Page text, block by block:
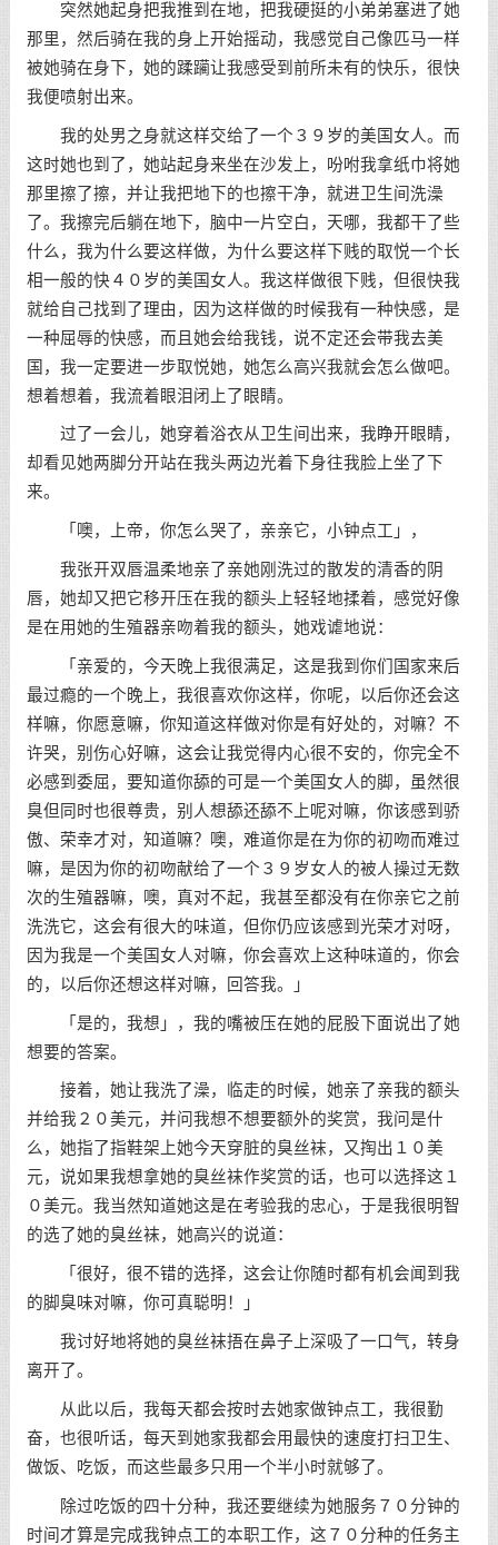
突然她起身把我推到在地，把我硬挺的小弟弟塞进了她
那里，然后骑在我的身上开始摇动，我感觉自己像匹马一样
被她骑在身下，她的蹂躏让我感受到前所未有的快乐，很快
我便喷射出来。
我的处男之身就这样交给了一个３９岁的美国女人。而
这时她也到了，她站起身来坐在沙发上，吩咐我拿纸巾将她
那里擦了擦，并让我把地下的也擦干净，就进卫生间洗澡
了。我擦完后躺在地下，脑中一片空白，天哪，我都干了些
什么，我为什么要这样做，为什么要这样下贱的取悦一个长
相一般的快４０岁的美国女人。我这样做很下贱，但很快我
就给自己找到了理由，因为这样做的时候我有一种快感，是
一种屈辱的快感，而且她会给我钱，说不定还会带我去美
国，我一定要进一步取悦她，她怎么高兴我就会怎么做吧。
想着想着，我流着眼泪闭上了眼睛。
过了一会儿，她穿着浴衣从卫生间出来，我睁开眼睛，
却看见她两脚分开站在我头两边光着下身往我脸上坐了下
来。
「噢，上帝，你怎么哭了，亲亲它，小钟点工」，
我张开双唇温柔地亲了亲她刚洗过的散发的清香的阴
唇，她却又把它移开压在我的额头上轻轻地揉着，感觉好像
是在用她的生殖器亲吻着我的额头，她戏谑地说：
「亲爱的，今天晚上我很满足，这是我到你们国家来后
最过瘾的一个晚上，我很喜欢你这样，你呢，以后你还会这
样嘛，你愿意嘛，你知道这样做对你是有好处的，对嘛？不
许哭，别伤心好嘛，这会让我觉得内心很不安的，你完全不
必感到委屈，要知道你舔的可是一个美国女人的脚，虽然很
臭但同时也很尊贵，别人想舔还舔不上呢对嘛，你该感到骄
傲、荣幸才对，知道嘛？噢，难道你是在为你的初吻而难过
嘛，是因为你的初吻献给了一个３９岁女人的被人操过无数
次的生殖器嘛，噢，真对不起，我甚至都没有在你亲它之前
洗洗它，这会有很大的味道，但你仍应该感到光荣才对呀，
因为我是一个美国女人对嘛，你会喜欢上这种味道的，你会
的，以后你还想这样对嘛，回答我。」
「是的，我想」，我的嘴被压在她的屁股下面说出了她
想要的答案。
接着，她让我洗了澡，临走的时候，她亲了亲我的额头
并给我２０美元，并问我想不想要额外的奖赏，我问是什
么，她指了指鞋架上她今天穿脏的臭丝袜，又掏出１０美
元，说如果我想拿她的臭丝袜作奖赏的话，也可以选择这１
０美元。我当然知道她这是在考验我的忠心，于是我很明智
的选了她的臭丝袜，她高兴的说道：
「很好，很不错的选择，这会让你随时都有机会闻到我
的脚臭味对嘛，你可真聪明！」
我讨好地将她的臭丝袜捂在鼻子上深吸了一口气，转身
离开了。
从此以后，我每天都会按时去她家做钟点工，我很勤
奋，也很听话，每天到她家我都会用最快的速度打扫卫生、
做饭、吃饭，而这些最多只用一个半小时就够了。
除过吃饭的四十分种，我还要继续为她服务７０分钟的
时间才算是完成我钟点工的本职工作，这７０分种的任务主